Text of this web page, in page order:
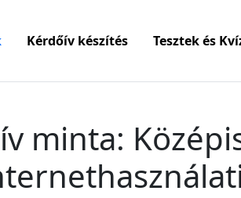
Kérdőív készítés Tesztek és
minta: